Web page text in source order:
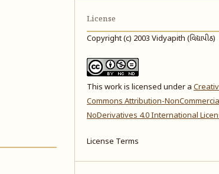
License
Copyright (c) 2003 Vidyapith (વિદ્યાપીઠ)
This work is licensed under a
Commons Attribution-
NoDerivatives 4.0 International
License Terms